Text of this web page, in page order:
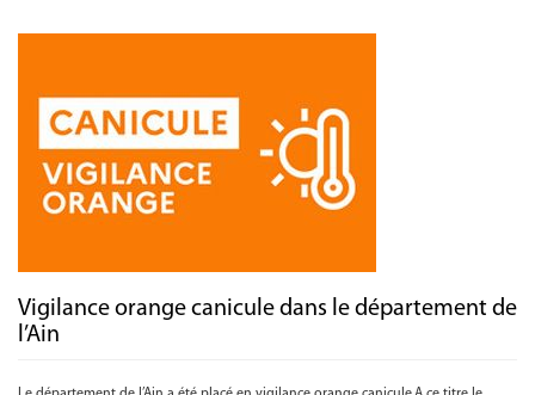
Vigilance orange canicule dans le département de
l’Ain